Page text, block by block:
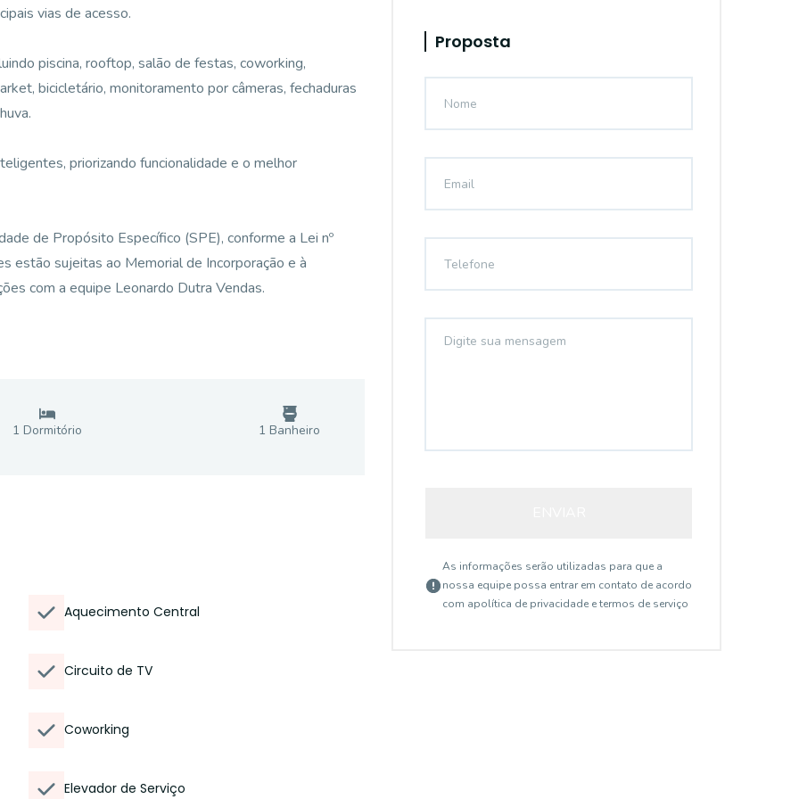
vias de acesso.
piscina, rooftop, salão de festas, coworking,
bicicletário, monitoramento por câmeras, fechaduras
priorizando funcionalidade e o melhor
de Propósito Específico (SPE), conforme a Lei nº
estão sujeitas ao Memorial de Incorporação e à
com a equipe Leonardo Dutra Vendas.
1 Dormitório 1 Banheiro
Aquecimento Central
Circuito de TV
Coworking
Elevador de Serviço
Proposta
As informações serão utilizadas para que a
nossa equipe possa entrar em contato de acordo
com apolítica de privacidade e termos de serviço